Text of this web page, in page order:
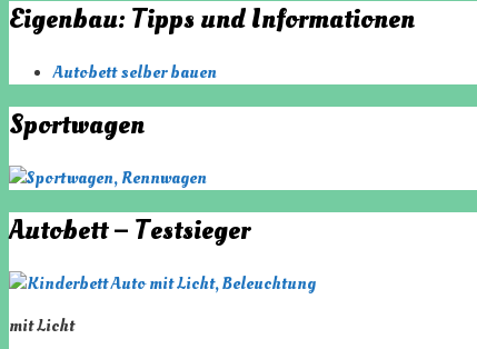
Eigenbau: Tipps und Informationen
Autobett selber bauen
Sportwagen
Autobett – Testsieger
mit Licht